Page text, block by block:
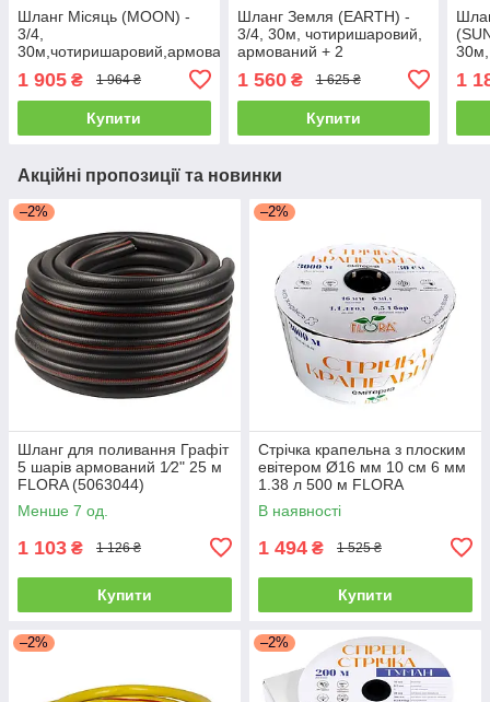
Шланг Місяць (MOON) -
3/4,
30м,чотиришаровий,армований
+ пістолет,2 кон.,1 адапт. у
подарунок(FORTE)
1 905 ₴ 1 964 ₴
Купити
Шланг Земля (EARTH) -
3/4, 30м, чотиришаровий,
армований + 2
подарунок(FORTE)
1 560₴ 1 625 ₴
Купити
1
Акційні пропозиції та новинки
–2%
Шланг для поливання Графіт
5 шарів армований 1⁄2" 25 м
FLORA (5063044)
Менше 7 од.
1 103 ₴ 1 126 ₴
Купити
–2%
Стрічка крапельна з плоским
евітером Ø16 мм 10 см 6 мм
1.38 л 500 м FLORA
(5076884)
В наявності
1 494 ₴ 1 525 ₴
Купити
–2% –2%